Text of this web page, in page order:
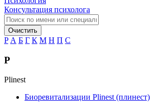
Консультация психолога
Очистить
P А Б Г К М Н П С
P
Plinest
Биоревитализации Plinest (плинест)